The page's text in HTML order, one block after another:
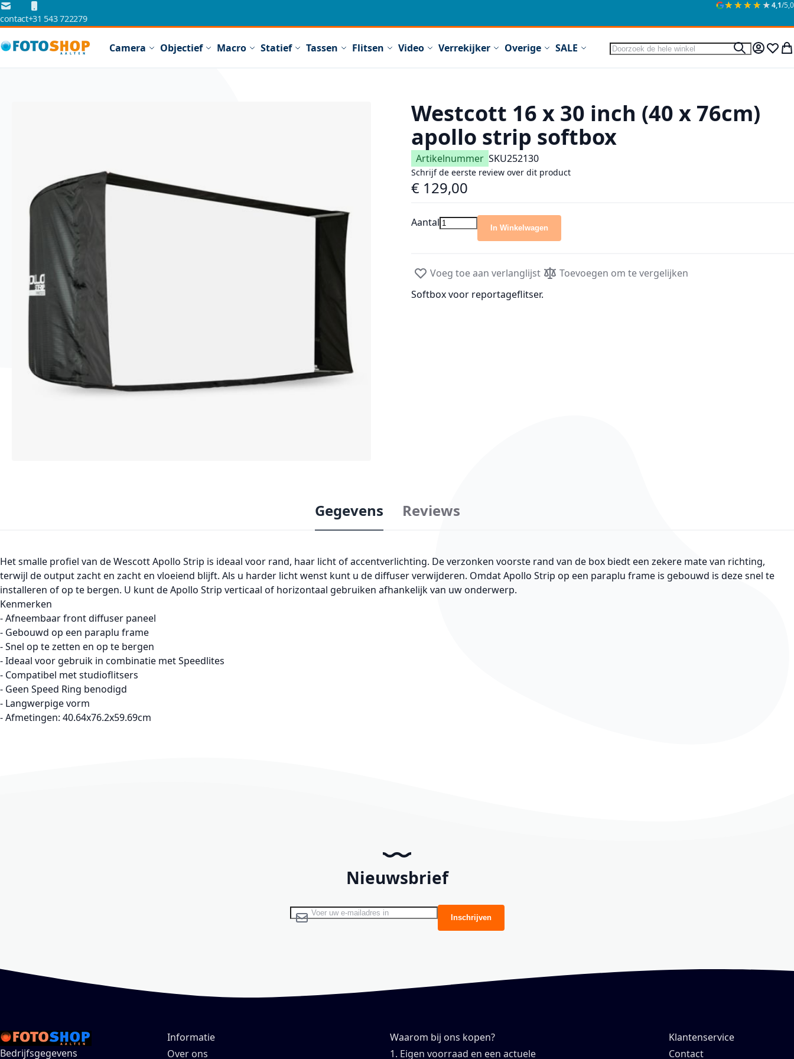
Ga naar de inhoud
contact+31 543 722279
★★★★★
★★★★★4,1/5,0
Camera Objectief Macro Statief Tassen Flitsen Video Verrekijker Overige SALE Zoek
ZoekMijn
Westcott 16 x 30 inch (40 x 76cm)
apollo strip softbox
Artikelnummer SKU252130
Schrijf de eerste review over dit product
€ 129,00
Aantal In Winkelwagen
Voeg toe aan verlanglijst
Toevoegen om te vergelijken
Softbox voor reportageflitser.
Gegevens
Het smalle profiel van de Wescott Apollo Strip is ideaal voor rand, haar licht of accentverlichting. De verzonken voorste rand van de box biedt een zekere mate van richting,
terwijl de output zacht en zacht en vloeiend blijft. Als u harder licht wenst kunt u de diffuser verwijderen. Omdat Apollo Strip op een paraplu frame is gebouwd is deze snel te
installeren of op te bergen. U kunt de Apollo Strip verticaal of horizontaal gebruiken afhankelijk van uw onderwerp.
Kenmerken
- Afneembaar front diffuser paneel
- Gebouwd op een paraplu frame
- Snel op te zetten en op te bergen
- Ideaal voor gebruik in combinatie met Speedlites
- Compatibel met studioflitsers
- Geen Speed Ring benodigd
- Langwerpige vorm
- Afmetingen: 40.64x76.2x59.69cm
Reviews
Nieuwsbrief
Abonneer u op onze nieuwsbrief Inschrijven
Bedrijfsgegevens
Informatie
Over ons
Waarom bij ons kopen?
1. Eigen voorraad en een actuele
Klantenservice
Contact